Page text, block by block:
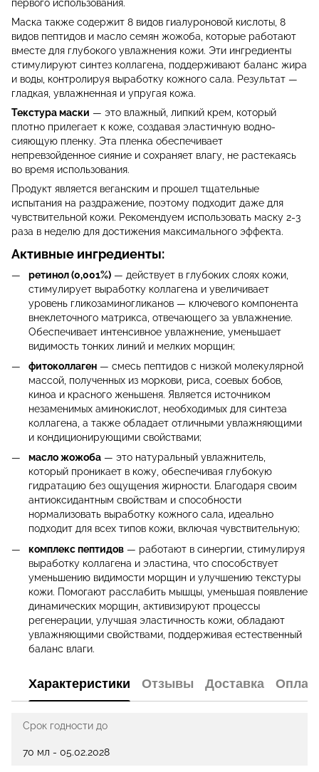
первого использования.
Маска также содержит 8 видов гиалуроновой кислоты, 8
видов пептидов и масло семян жожоба, которые работают
вместе для глубокого увлажнения кожи. Эти ингредиенты
стимулируют синтез коллагена, поддерживают баланс жира
и воды, контролируя выработку кожного сала. Результат —
гладкая, увлажненная и упругая кожа.
Текстура маски — это влажный, липкий крем, который
плотно прилегает к коже, создавая эластичную водно-
сияющую пленку. Эта пленка обеспечивает
непревзойденное сияние и сохраняет влагу, не растекаясь
во время использования.
Продукт является веганским и прошел тщательные
испытания на раздражение, поэтому подходит даже для
чувствительной кожи. Рекомендуем использовать маску 2-3
раза в неделю для достижения максимального эффекта.
Активные ингредиенты:
ретинол (0,001%) — действует в глубоких слоях кожи,
стимулирует выработку коллагена и увеличивает
уровень гликозаминогликанов — ключевого компонента
внеклеточного матрикса, отвечающего за увлажнение.
Обеспечивает интенсивное увлажнение, уменьшает
видимость тонких линий и мелких морщин;
фитоколлаген — смесь пептидов с низкой молекулярной
массой, полученных из моркови, риса, соевых бобов,
киноа и красного женьшеня. Является источником
незаменимых аминокислот, необходимых для синтеза
коллагена, а также обладает отличными увлажняющими
и кондиционирующими свойствами;
масло жожоба — это натуральный увлажнитель,
который проникает в кожу, обеспечивая глубокую
гидратацию без ощущения жирности. Благодаря своим
антиоксидантным свойствам и способности
нормализовать выработку кожного сала, идеально
подходит для всех типов кожи, включая чувствительную;
комплекс пептидов — работают в синергии, стимулируя
выработку коллагена и эластина, что способствует
уменьшению видимости морщин и улучшению текстуры
кожи. Помогают расслабить мышцы, уменьшая появление
динамических морщин, активизируют процессы
регенерации, улучшая эластичность кожи, обладают
увлажняющими свойствами, поддерживая естественный
баланс влаги.
Характеристики Отзывы Доставка
Срок годности до
70 мл - 05.02.2028